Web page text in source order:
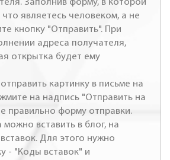
Заполнив форму, в которой
являетесь человеком, а не
кнопку "Отправить". При
адреса получателя,
открытка будет ему
картинку в письме на
на надпись "Отправить на
правильно форму отправки.
можно вставить в блог, на
Для этого нужно
- "Коды вставок" и